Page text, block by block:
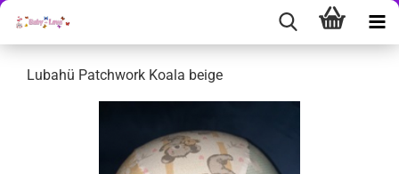
Lubahü Patchwork Koala beige